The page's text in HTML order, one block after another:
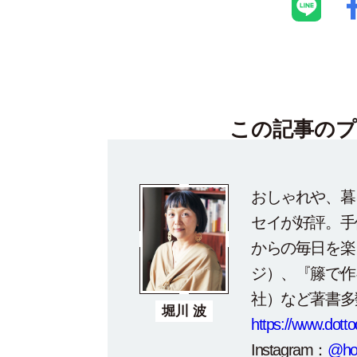
この記事の
堀川 波
おしゃれや、
セイが好評。
からの毎日を
ジ）、『籐で
社）など著書多
https://
Instagram：